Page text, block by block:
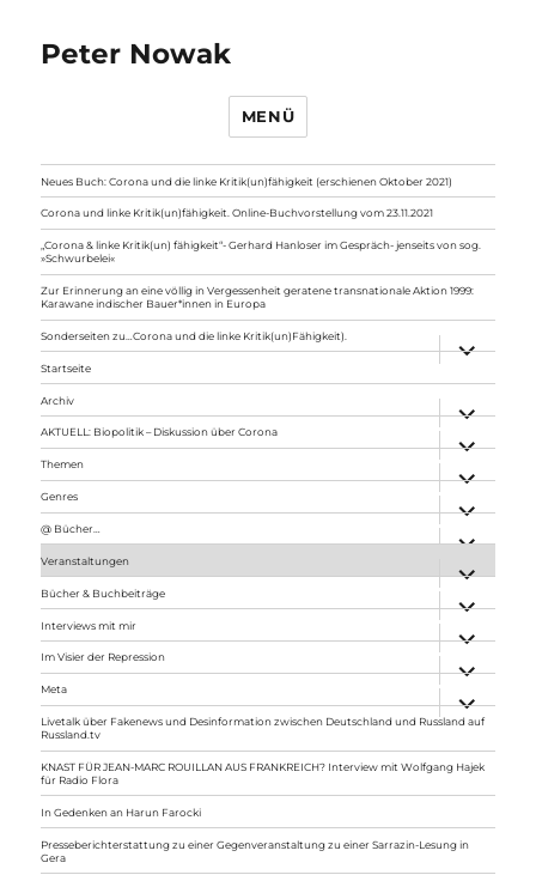
Peter Nowak
MENÜ
Neues Buch: Corona und die linke Kritik(un)fähigkeit (erschienen Oktober 2021)
Corona und linke Kritik(un)fähigkeit. Online-Buchvorstellung vom 23.11.2021
„Corona & linke Kritik(un) fähigkeit“- Gerhard Hanloser im Gespräch- jenseits von sog.
»Schwurbelei«
Zur Erinnerung an eine völlig in Vergessenheit geratene transnationale Aktion 1999:
Karawane indischer Bauer*innen in Europa
Sonderseiten zu…Corona und die linke Kritik(un)Fähigkeit).
anzeigen
Startseite
Archiv
anzeigen
AKTUELL: Biopolitik – Diskussion über Corona
anzeigen
Themen
anzeigen
Genres
anzeigen
@ Bücher…
Veranstaltungen
anzeigen
Bücher & Buchbeiträge
anzeigen
Interviews mit mir
anzeigen
Im Visier der Repression
anzeigen
Meta
anzeigen
Livetalk über Fakenews und Desinformation zwischen Deutschland und Russland auf
Russland.tv
KNAST FÜR JEAN-MARC ROUILLAN AUS FRANKREICH? Interview mit Wolfgang Hajek
für Radio Flora
In Gedenken an Harun Farocki
Presseberichterstattung zu einer Gegenveranstaltung zu einer Sarrazin-Lesung in
Gera